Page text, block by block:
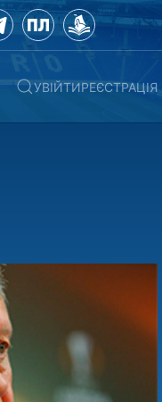
УВІЙТИРЕЄСТРАЦІЯ